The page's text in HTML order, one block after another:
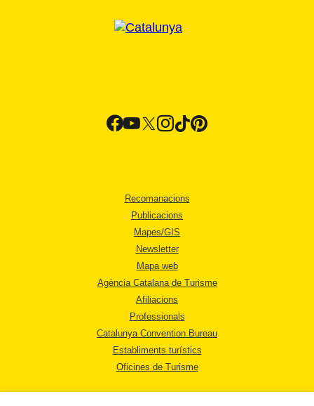
Recomanacions
Publicacions
Mapes/GIS
Newsletter
Mapa web
Agència Catalana de Turisme
Afiliacions
Professionals
Catalunya Convention Bureau
Establiments turístics
Oficines de Turisme